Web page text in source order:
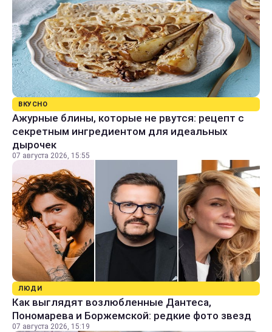
ВКУСНО
Ажурные блины, которые не рвутся: рецепт с
секретным ингредиентом для идеальных
дырочек
07 августа 2026, 15:55
ЛЮДИ
Как выглядят возлюбленные Дантеса,
Пономарева и Боржемской: редкие фото звезд
07 августа 2026, 15:19